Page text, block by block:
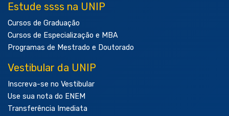
Estude ssss na UNIP
Cursos de Graduação
Cursos de Especialização e MBA
Programas de Mestrado e Doutorado
Vestibular da UNIP
Inscreva-se no Vestibular
Use sua nota do ENEM
Transferência Imediata